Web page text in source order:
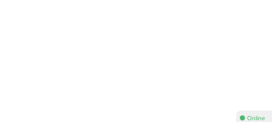
⚫ Online